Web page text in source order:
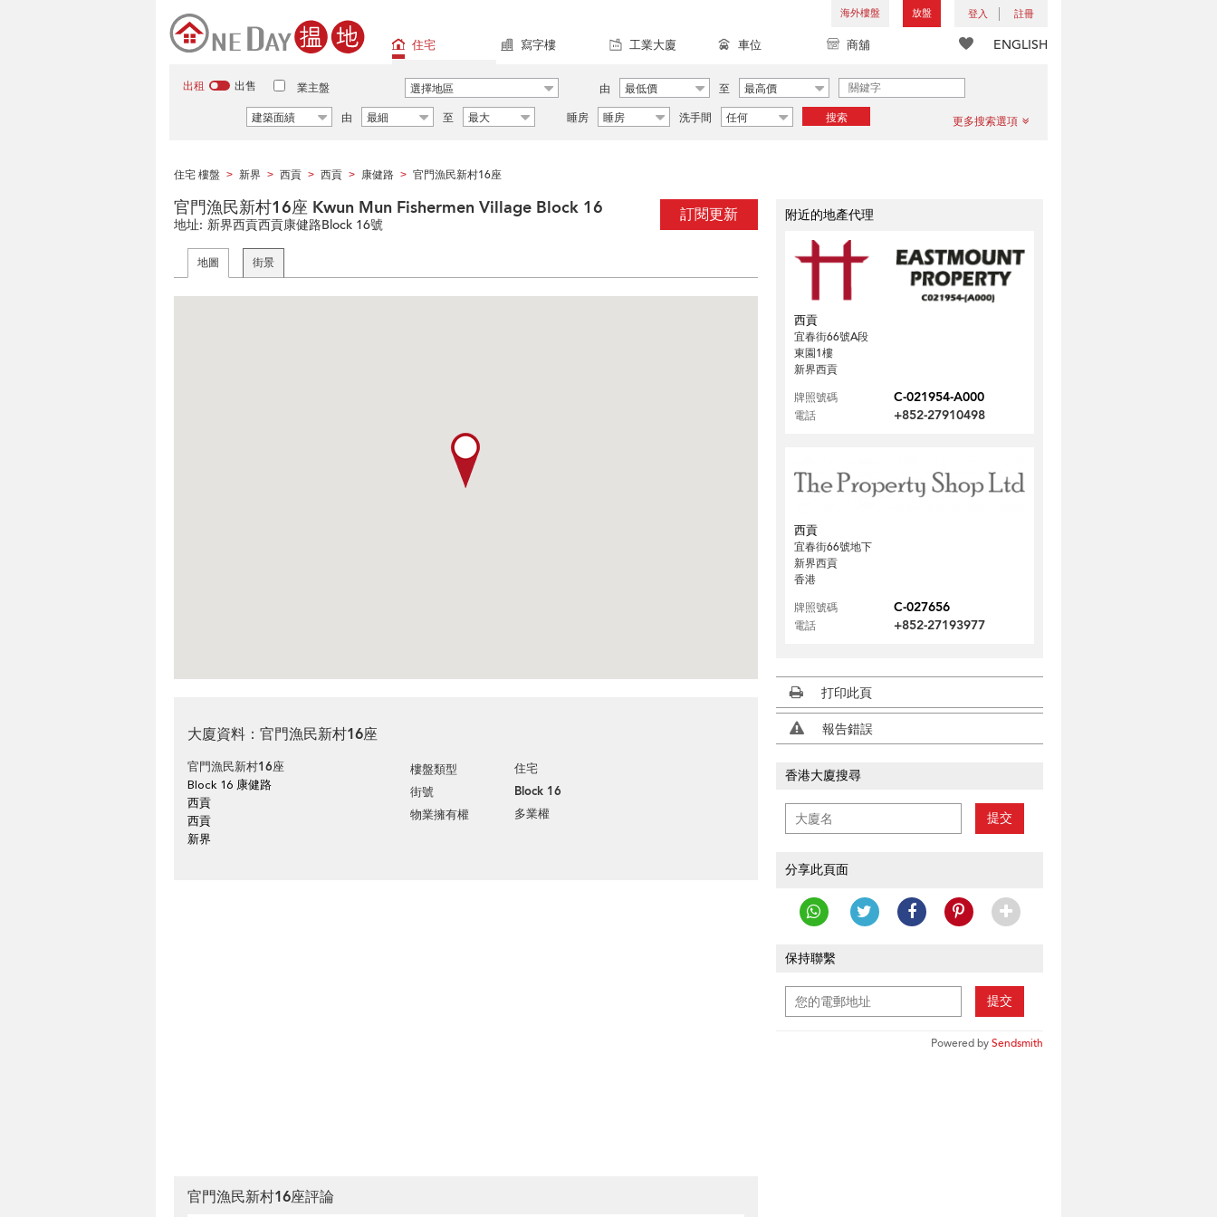
海外樓盤 放盤 登入 註冊
ENGLISH
住宅 寫字樓 工業大廈 車位 商舖
出租 出售 業主盤 選擇地區 由 最低價 至
最高價
建築面績
由 最細 至 最大 睡房 睡房 洗手間 任何 搜索 更多搜索選項
住宅 樓盤 > 新界 > 西貢 > 西貢 > 康健路 > 官門漁民新村16座
訂閱更新
官門漁民新村16座 Kwun Mun Fishermen Village Block 16
地址: 新界西貢西貢康健路Block 16號
地圖 街景
大廈資料：官門漁民新村16座
官門漁民新村16座
Block 16 康健路
西貢
西貢
新界
樓盤類型 住宅
街號 Block 16
物業擁有權 多業權
官門漁民新村16座評論
附近的地產代理
西貢
宜春街66號A段
東園1樓
新界西貢
牌照號碼
C-021954-A000
電話 +852-27910498
西貢
宜春街66號地下
新界西貢
香港
牌照號碼
C-027656
電話 +852-27193977
打印此頁
報告錯誤
香港大廈搜尋
提交
分享此頁面
保持聯繫
提交
Powered bySendsmith